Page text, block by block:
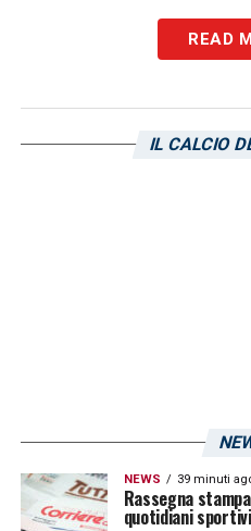
READ
IL CALCIO
NEWS 39 minuti
Rassegna
quotidiani